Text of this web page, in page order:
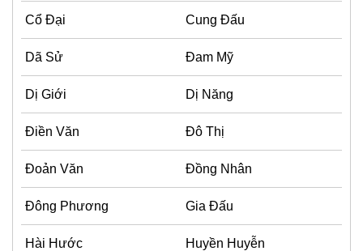
Cổ Đại Cung Đấu
Dã Sử Đam Mỹ
Dị Giới Dị Năng
Điền Văn Đô Thị
Đoản Văn Đồng Nhân
Đông Phương Gia Đấu
Hài Hước Huyền Huyễn